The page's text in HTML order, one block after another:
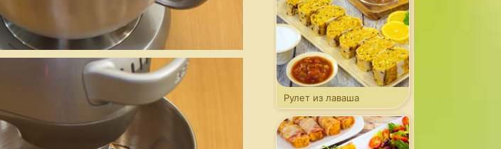
Рулет из лаваша
с капустой